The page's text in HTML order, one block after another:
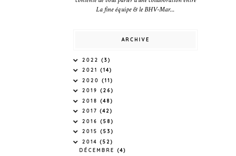
La fine équipe & le BHV-Mar...
ARCHIVE
2022 (3)
2021 (14)
2020 (11)
2019 (26)
2018 (48)
2017 (42)
2016 (58)
2015 (53)
2014 (52)
DÉCEMBRE (4)